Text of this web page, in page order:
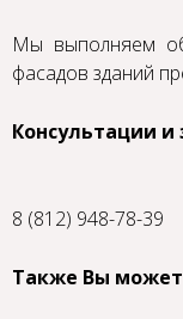
Мы выполняем
фасадов зданий
Консультации и
8 (812) 948-78-39
Также Вы